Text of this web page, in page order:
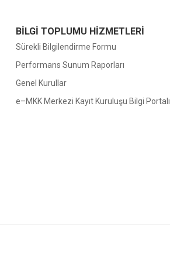
BİLGİ TOPLUMU HİZMETLERİ
Sürekli Bilgilendirme Formu
Performans Sunum Raporları
Genel Kurullar
e–MKK Merkezi Kayıt Kuruluşu Bilgi Portalı